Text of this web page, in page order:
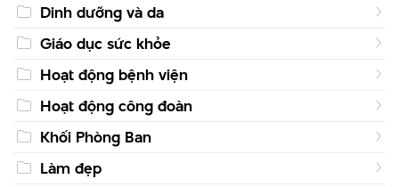
Dinh dưỡng và da
Giáo dục sức khỏe
Hoạt động bệnh viện
Hoạt động công đoàn
Khối Phòng Ban
Làm đẹp